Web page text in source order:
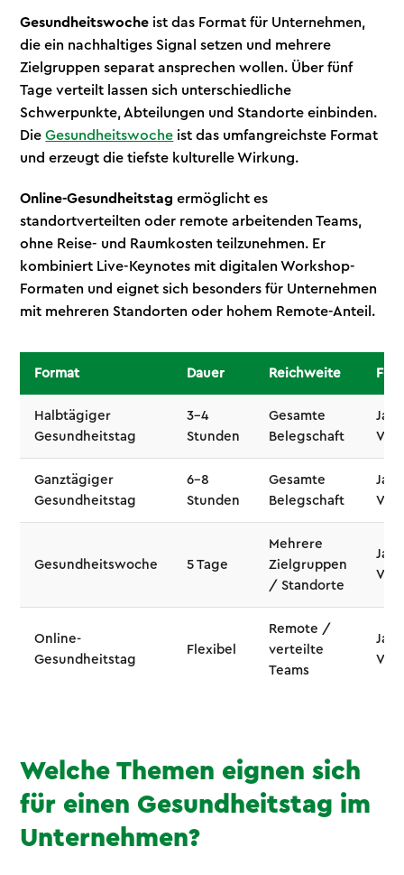
Gesundheitswoche ist das Format für Unternehmen,
die ein nachhaltiges Signal setzen und mehrere
Zielgruppen separat ansprechen wollen. Über fünf
Tage verteilt lassen sich unterschiedliche
Schwerpunkte, Abteilungen und Standorte einbinden.
DieGesundheitswoche ist das umfangreichste Format
und erzeugt die tiefste kulturelle Wirkung.
Online-Gesundheitstag ermöglicht es
standortverteilten oder remote arbeitenden Teams,
ohne Reise- und Raumkosten teilzunehmen. Er
kombiniert Live-Keynotes mit digitalen Workshop-
Formaten und eignet sich besonders für Unternehmen
mit mehreren Standorten oder hohem Remote-Anteil.
Format Dauer Reichweite
Halbtägiger
Gesundheitstag
3–4
Stunden
Gesamte
Belegschaft
Ja
V)
Ganztägiger
Gesundheitstag
6–8
Stunden
Gesamte
Belegschaft
Ja
V)
Gesundheitswoche 5 Tage
Mehrere
Zielgruppen
/ Standorte
Ja
V)
Online-
Gesundheitstag
Flexibel
Remote /
verteilte
Teams
Ja
V)
Welche Themen eignen sich
für einen Gesundheitstag im
Unternehmen?